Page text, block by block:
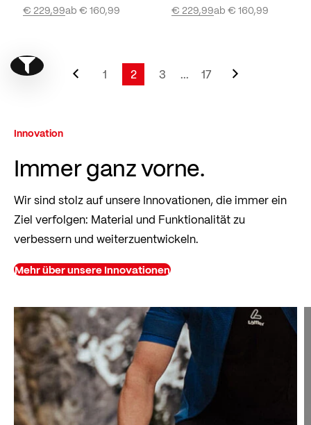
ab€ 160,99
€ 229,99 ab€ 160,99
€ 229,99
Seite Seite
Zurück
Seite
1 Sie lesen gerade Seite
2 Seite
3 ... Seite
17
Show filter
Innovation
Immer ganz vorne.
Wir sind stolz auf unsere Innovationen, die immer ein
Ziel verfolgen: Material und Funktionalität zu
verbessern und weiterzuentwickeln.
Mehr über unsere Innovationen